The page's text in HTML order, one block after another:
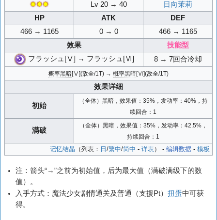
✸✸✸
Lv 20 → 40
日向茉莉
HP
ATK
DEF
466 → 1165
0 → 0
466 → 1165
效果
技能型
フラッシュ[Ⅴ] → フラッシュ[Ⅵ]
8 → 7回合冷却
概率黑暗[Ⅴ](敌全/1T) → 概率黑暗[Ⅵ](敌全/1T)
效果详细
初始
（全体）黑暗，效果值：35%，发动率：40%，持
续回合：1
满破
（全体）黑暗，效果值：35%，发动率：42.5%，
持续回合：1
记忆结晶 （列表： 日 /繁中/简中 - 详表） - 编辑数据- 模板
注：箭头“→”之前为初始值，后为最大值（满破满级下的数
值）。
入手方式：魔法少女剧情通关及普通（支援Pt）扭蛋中可获
得。